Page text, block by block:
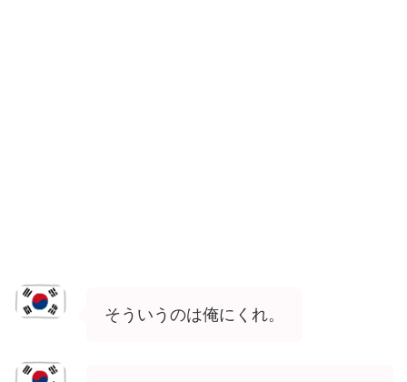
そういうのは俺にくれ。